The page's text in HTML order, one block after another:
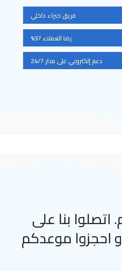
فريق خبراء داخلي
رضا العملاء 97%
دعم إلكتروني على مدار 24/7
بنا على
أو احجزوا موعدكم